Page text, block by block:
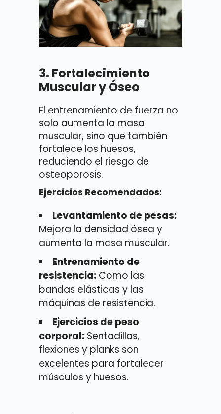
3. Fortalecimiento
Muscular y Óseo
El entrenamiento de fuerza no
solo aumenta la masa
muscular, sino que también
fortalece los huesos,
reduciendo el riesgo de
osteoporosis.
Ejercicios Recomendados:
Levantamiento de pesas:
Mejora la densidad ósea y
aumenta la masa muscular.
Entrenamiento de
resistencia: Como las
bandas elásticas y las
máquinas de resistencia.
Ejercicios de peso
corporal: Sentadillas,
flexiones y planks son
excelentes para fortalecer
músculos y huesos.